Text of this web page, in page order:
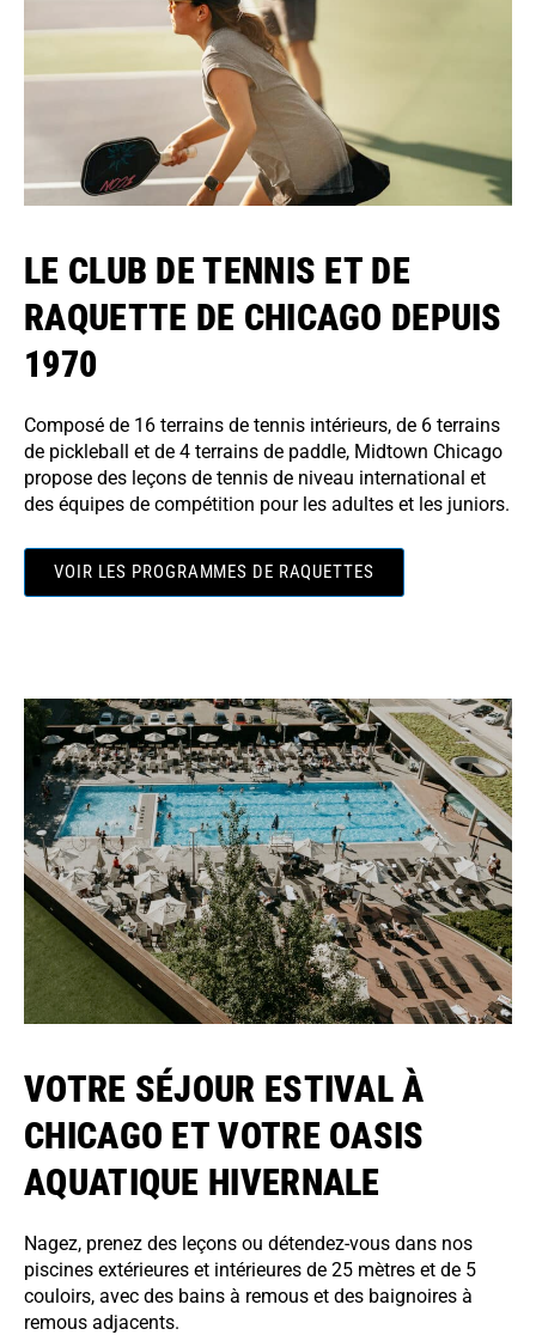
LE CLUB DE TENNIS ET DE
RAQUETTE DE CHICAGO DEPUIS
1970
Composé de 16 terrains de tennis intérieurs, de 6 terrains
de pickleball et de 4 terrains de paddle, Midtown Chicago
propose des leçons de tennis de niveau international et
des équipes de compétition pour les adultes et les juniors.
VOIR LES PROGRAMMES DE RAQUETTES
VOTRE SÉJOUR ESTIVAL À
CHICAGO ET VOTRE OASIS
AQUATIQUE HIVERNALE
Nagez, prenez des leçons ou détendez-vous dans nos
piscines extérieures et intérieures de 25 mètres et de 5
couloirs, avec des bains à remous et des baignoires à
remous adjacents.